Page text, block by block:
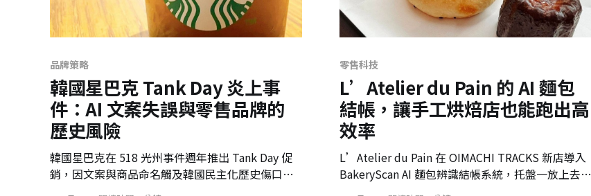
品牌策略
韓國星巴克 Tank Day 炎上事
件：AI 文案失誤與零售品牌的
歷史風險
韓國星巴克在 518 光州事件週年推出 Tank Day 促
銷，因文案與商品命名觸及韓國民主化歷史傷口，
引發大規模抵制。這場危機提醒零售品牌，AI 文
零售科技
L’Atelier du Pain 的 AI 麵包
結帳，讓手工烘焙店也能跑出高
效率
L’Atelier du Pain 在 OIMACHI TRACKS 新店導入
BakeryScan AI 麵包辨識結帳系統，托盤一放上去就
能快速辨識所有品項。這不只提升結帳效率，也讓